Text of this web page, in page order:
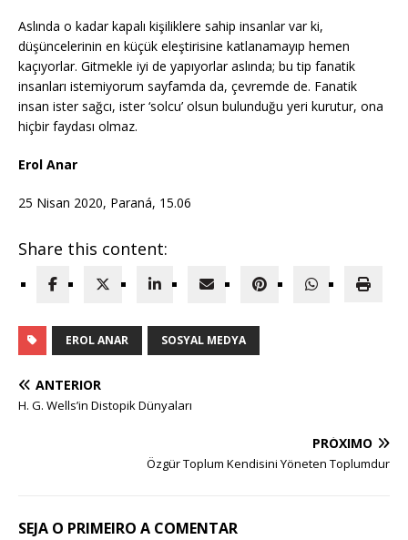
Aslında o kadar kapalı kişiliklere sahip insanlar var ki,
düşüncelerinin en küçük eleştirisine katlanamayıp hemen
kaçıyorlar. Gitmekle iyi de yapıyorlar aslında; bu tip fanatik
insanları istemiyorum sayfamda da, çevremde de. Fanatik
insan ister sağcı, ister ‘solcu’ olsun bulunduğu yeri kurutur, ona
hiçbir faydası olmaz.
Erol Anar
25 Nisan 2020, Paraná, 15.06
Share this content:
EROL ANAR SOSYAL MEDYA
ANTERIOR
H. G. Wells’in Distopik Dünyaları
PRÓXIMO
Özgür Toplum Kendisini Yöneten Toplumdur
SEJA O PRIMEIRO A COMENTAR